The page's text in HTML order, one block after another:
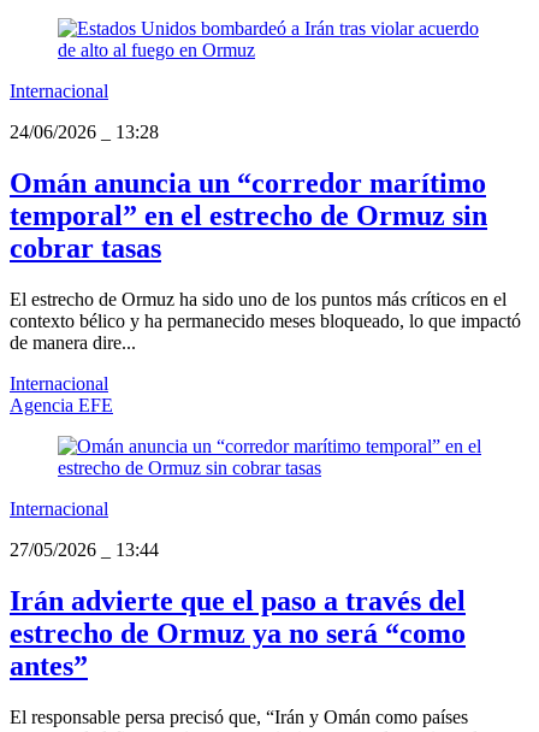
Internacional
24/06/2026
13:28
Omán anuncia un “corredor marítimo
temporal” en el estrecho de Ormuz sin
cobrar tasas
El estrecho de Ormuz ha sido uno de los puntos más críticos en el
contexto bélico y ha permanecido meses bloqueado, lo que impactó
de manera dire...
Internacional
Agencia EFE
Internacional
27/05/2026
13:44
Irán advierte que el paso a través del
estrecho de Ormuz ya no será “como
antes”
El responsable persa precisó que, “Irán y Omán como países